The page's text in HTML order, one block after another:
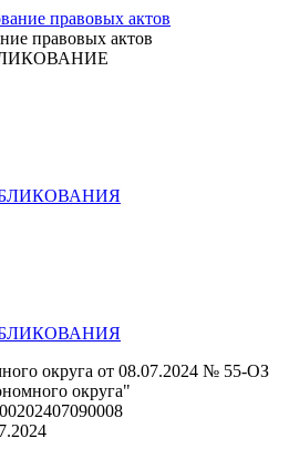
правовых актов
округа от 08.07.2024 № 55-ОЗ
округа"